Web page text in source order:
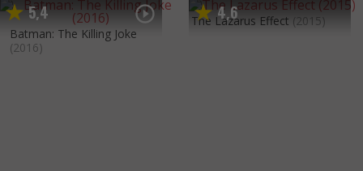
5,4
Batman: The Killing Joke
(2016)
4,6
The Lazarus Effect (2015)